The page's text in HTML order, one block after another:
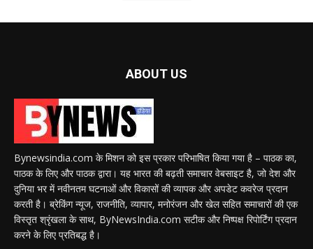
ABOUT US
Bynewsindia.com के मिशन को इस प्रकार परिभाषित किया गया है – पाठक का,
पाठक के लिए और पाठक द्वारा। यह भारत की बढ़ती समाचार वेबसाइट है, जो देश और
दुनिया भर में नवीनतम घटनाओं और विकासों की व्यापक और अपडेट कवरेज प्रदान
करती है। ब्रेकिंग न्यूज, राजनीति, व्यापार, मनोरंजन और खेल सहित समाचारों की एक
विस्तृत श्रृंखला के साथ, ByNewsIndia.com सटीक और निष्पक्ष रिपोर्टिंग प्रदान
करने के लिए प्रतिबद्ध है।